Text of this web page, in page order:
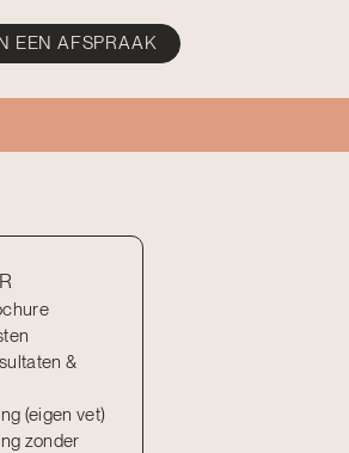
EEN AFSPRAAK
&
(eigen vet)
zonder